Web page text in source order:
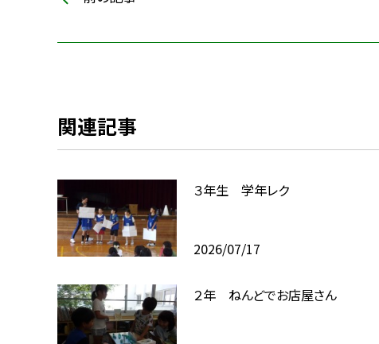
関連記事
３年生 学年レク
2026/07/17
２年 ねんどでお店屋さん